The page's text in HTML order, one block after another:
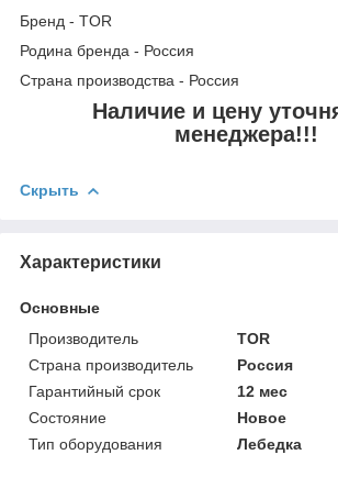
Бренд - TOR
Родина бренда - Россия
Страна производства - Россия
Наличие и цену
менеджера!!!
Скрыть
Характеристики
Основные
Производитель
TOR
Страна производитель
Россия
Гарантийный срок
12 мес
Состояние
Новое
Тип оборудования
Лебедка